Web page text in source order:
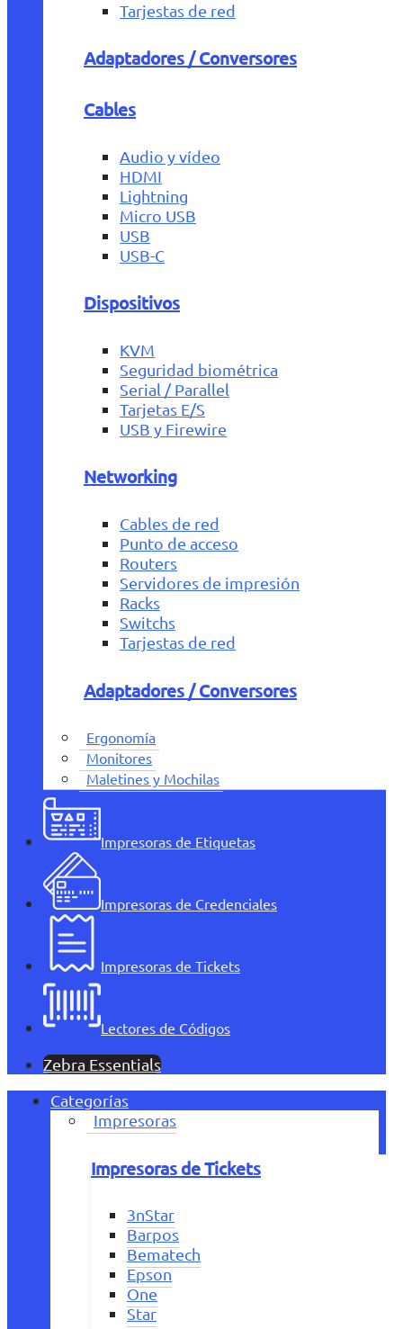
Tarjestas de red
Adaptadores / Conversores
Cables
Audio y vídeo
HDMI
Lightning
Micro USB
USB
USB-C
Dispositivos
KVM
Seguridad biométrica
Serial / Parallel
Tarjetas E/S
USB y Firewire
Networking
Cables de red
Punto de acceso
Routers
Servidores de impresión
Racks
Switchs
Tarjestas de red
Adaptadores / Conversores
Ergonomía
Monitores
Maletines y Mochilas
Impresoras de Etiquetas
Impresoras de Credenciales
Impresoras de Tickets
Lectores de Códigos
Zebra Essentials
Categorías
Impresoras
Impresoras de Tickets
3nStar
Barpos
Bematech
Epson
One
Star